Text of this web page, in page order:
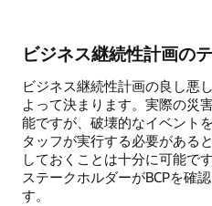
ビジネス継続性計画の
ビジネス継続性計画の良し悪
よって決まります。実際の災
能ですが、破壊的なイベント
タッフが実行する必要がある
しておくことは十分に可能で
ステークホルダーがBCPを確
す。